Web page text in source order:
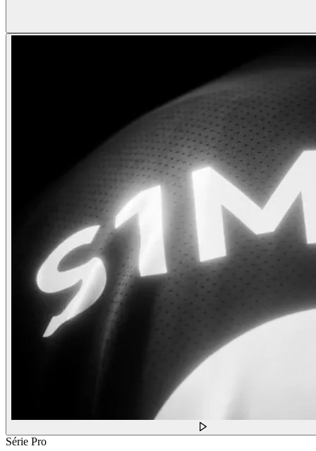
Série Pro